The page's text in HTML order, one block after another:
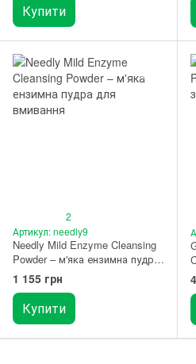
Купити
2
Артикул: needly9
Needly Mild Enzyme Cleansing
Powder – м'яка ензимна пудра
для вмивання 40 г
1 155 грн
Купити